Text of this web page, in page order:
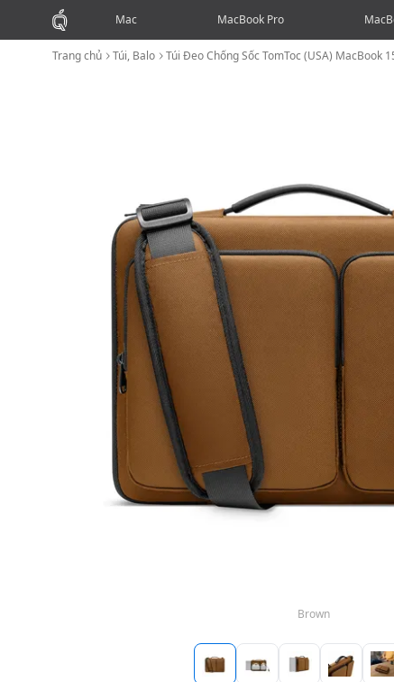
Mac MacBook Pro
Trang chủ Túi, Balo Túi Đeo Chống Sốc TomToc (USA) MacBook
Brown